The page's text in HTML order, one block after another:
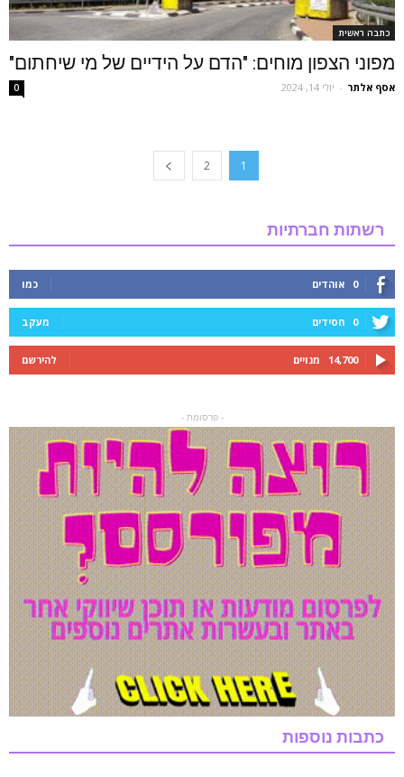
כתבה ראשית
מפוני הצפון מוחים: "הדם על הידיים של מי שיחתום"
אסף אלתר - יולי 14, 2024 0
1
2
רשתות חברתיות
0 אוהדים כמו
0 חסידים מעקב
14,700 מנויים להירשם
- פרסומת -
כתבות נוספות